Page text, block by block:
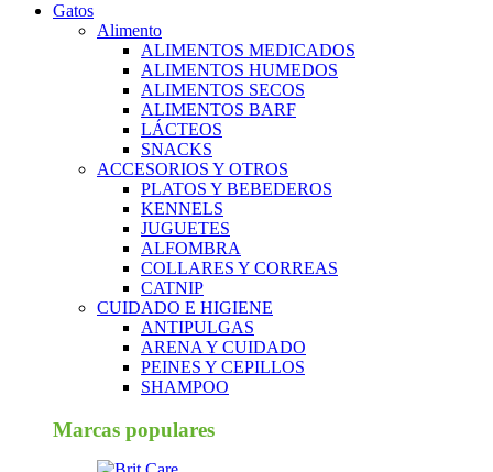
Gatos
Alimento
ALIMENTOS MEDICADOS
ALIMENTOS HUMEDOS
ALIMENTOS SECOS
ALIMENTOS BARF
LÁCTEOS
SNACKS
ACCESORIOS Y OTROS
PLATOS Y BEBEDEROS
KENNELS
JUGUETES
ALFOMBRA
COLLARES Y CORREAS
CATNIP
CUIDADO E HIGIENE
ANTIPULGAS
ARENA Y CUIDADO
PEINES Y CEPILLOS
SHAMPOO
Marcas populares